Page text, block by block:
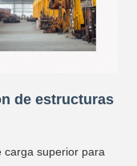
de estructuras
carga superior para